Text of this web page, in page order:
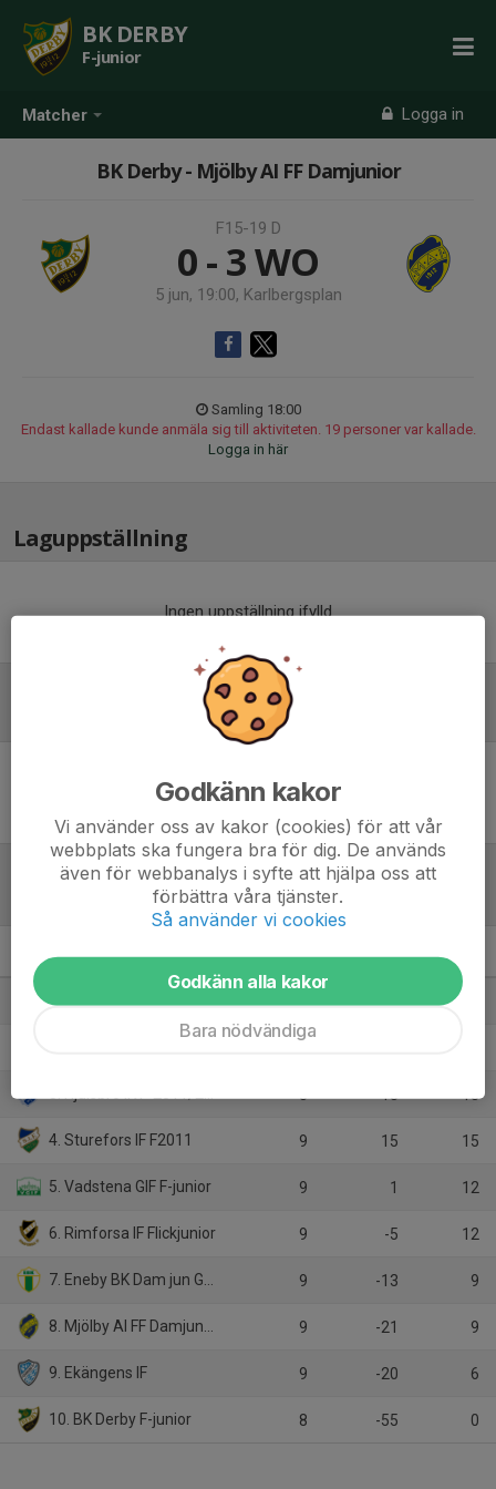
Matcher Logga in
BK DERBY
F-junior
BK Derby - Mjölby AI FF Damjunior
F15-19 D
0 - 3WO
5 jun, 19:00, Karlbergsplan
Samling 18:00
Endast kallade kunde anmäla sig till aktiviteten. 19 personer var kallade.
Logga in här
Laguppställning
Ingen uppställning ifylld
Inget referat skrivet
F15-19 D M +/-
1. Borens IK RÖD 9 51
8 18 18
4. Sturefors IF F2011 9 15 15
5. Vadstena GIF F-junior 9 1 12
6. Rimforsa IF Flickjunior 9 -5 12
7. Eneby BK Dam jun Grön 9 -13 9
8. Mjölby AI FF Damjunior 9 -21 9
9. Ekängens IF 9 -20 6
10. BK Derby F-junior 8 -55 0
Godkänn kakor
Vi använder oss av kakor (cookies) för att vår
webbplats ska fungera bra för dig. De används
även för webbanalys i syfte att hjälpa oss att
förbättra våra tjänster.
Så använder vi cookies
Godkänn alla kakor
Bara nödvändiga